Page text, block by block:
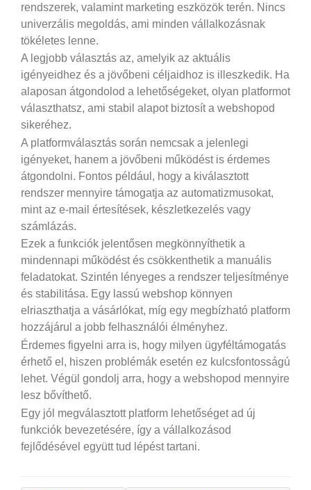
rendszerek, valamint marketing eszközök terén. Nincs
univerzális megoldás, ami minden vállalkozásnak
tökéletes lenne.
A legjobb választás az, amelyik az aktuális
igényeidhez és a jövőbeni céljaidhoz is illeszkedik. Ha
alaposan átgondolod a lehetőségeket, olyan platformot
választhatsz, ami stabil alapot biztosít a webshopod
sikeréhez.
A platformválasztás során nemcsak a jelenlegi
igényeket, hanem a jövőbeni működést is érdemes
átgondolni. Fontos például, hogy a kiválasztott
rendszer mennyire támogatja az automatizmusokat,
mint az e-mail értesítések, készletkezelés vagy
számlázás.
Ezek a funkciók jelentősen megkönnyíthetik a
mindennapi működést és csökkenthetik a manuális
feladatokat. Szintén lényeges a rendszer teljesítménye
és stabilitása. Egy lassú webshop könnyen
elriaszthatja a vásárlókat, míg egy megbízható platform
hozzájárul a jobb felhasználói élményhez.
Érdemes figyelni arra is, hogy milyen ügyféltámogatás
érhető el, hiszen problémák esetén ez kulcsfontosságú
lehet. Végül gondolj arra, hogy a webshopod mennyire
lesz bővíthető.
Egy jól megválasztott platform lehetőséget ad új
funkciók bevezetésére, így a vállalkozásod
fejlődésével együtt tud lépést tartani.